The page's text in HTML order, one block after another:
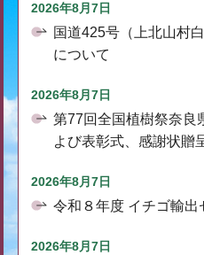
2026年8月7日
国道425号（上北山村
について
2026年8月7日
第77回全国植樹祭奈良
よび表彰式、感謝状贈
2026年8月7日
令和８年度 イチゴ輸
2026年8月7日